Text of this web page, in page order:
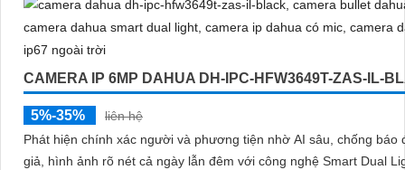
CAMERA IP 6MP DAHUA DH-IPC-HFW3649T-ZAS-IL-
5%-35%
liên hệ
Phát hiện chính xác người và phương tiện nhờ AI sâu, chống báo
giả, hình ảnh rõ nét cả ngày lẫn đêm với công nghệ Smart Dual